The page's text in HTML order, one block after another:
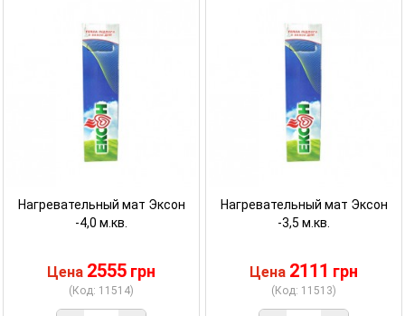
Нагревательный мат Эксон
-4,0 м.кв.
Цена 2555 грн
(Код: 11514)
Нагревательный мат Эксон
-3,5 м.кв.
Цена 2111 грн
(Код: 11513)